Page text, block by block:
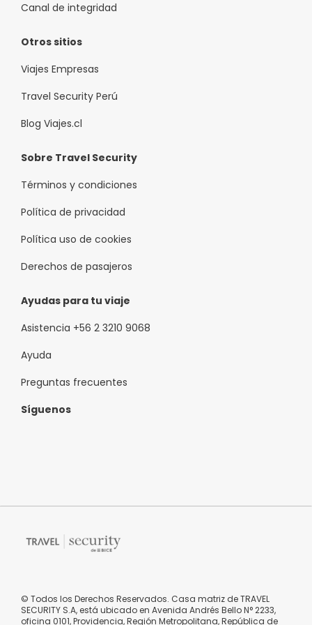
Canal de integridad
Otros sitios
Viajes Empresas
Travel Security Perú
Blog Viajes.cl
Sobre Travel Security
Términos y condiciones
Política de privacidad
Política uso de cookies
Derechos de pasajeros
Ayudas para tu viaje
Asistencia +56 2 3210 9068
Ayuda
Preguntas frecuentes
Síguenos
© Todos los Derechos Reservados. Casa matriz de TRAVEL
SECURITY S.A, está ubicado en Avenida Andrés Bello N° 2233,
oficina 0101, Providencia, Región Metropolitana, República de